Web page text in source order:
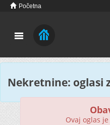
Početna
Nekretnine: oglasi
Ovaj oglas